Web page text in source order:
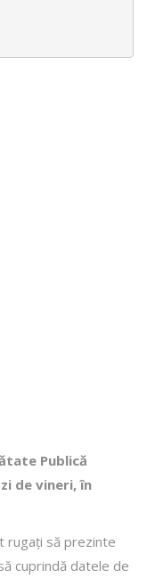
Publică
de vineri, în
rugaţi să prezinte
cuprindă datele de